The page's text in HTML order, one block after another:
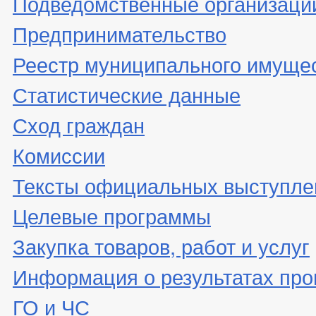
Предпринимательство
Реестр муниципального
Статистические данные
Сход граждан
Комиссии
Тексты официальных
Целевые программы
Закупка товаров, работ и услуг
Информация о результатах
ГО и ЧС